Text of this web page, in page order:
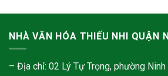
NHÀ VĂN HÓA THIẾU NHI QUẬN
– Địa chỉ: 02 Lý Tự Trọng, phường Ninh